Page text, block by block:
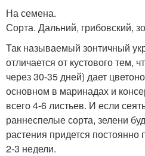
На семена.
Сорта. Дальний, грибовский,
Так называемый зонтичный
отличается от кустового тем,
через 30-35 дней) дает
основном в маринадах и
всего 4-6 листьев. И если
раннеспелые сорта, зелени
растения придется
2-3 недели.